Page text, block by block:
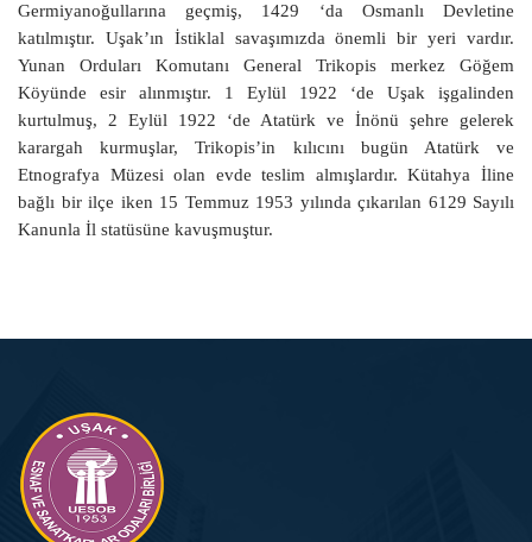
Germiyanoğullarına geçmiş, 1429 ‘da Osmanlı Devletine
katılmıştır. Uşak’ın İstiklal savaşımızda önemli bir yeri vardır.
Yunan Orduları Komutanı General Trikopis merkez Göğem
Köyünde esir alınmıştır. 1 Eylül 1922 ‘de Uşak işgalinden
kurtulmuş, 2 Eylül 1922 ‘de Atatürk ve İnönü şehre gelerek
karargah kurmuşlar, Trikopis’in kılıcını bugün Atatürk ve
Etnografya Müzesi olan evde teslim almışlardır. Kütahya İline
bağlı bir ilçe iken 15 Temmuz 1953 yılında çıkarılan 6129 Sayılı
Kanunla İl statüsüne kavuşmuştur.